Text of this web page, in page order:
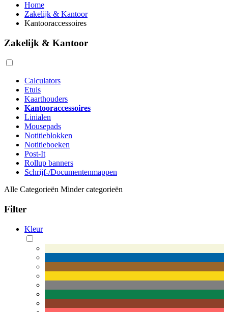
Home
Zakelijk & Kantoor
Kantooraccessoires
Zakelijk & Kantoor
Calculators
Etuis
Kaarthouders
Kantooraccessoires
Linialen
Mousepads
Notitieblokken
Notitieboeken
Post-It
Rollup banners
Schrijf-/Documentenmappen
Alle Categorieën Minder categorieën
Filter
Kleur